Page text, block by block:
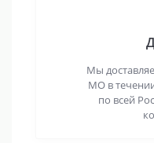
Мы
МО в
по всей